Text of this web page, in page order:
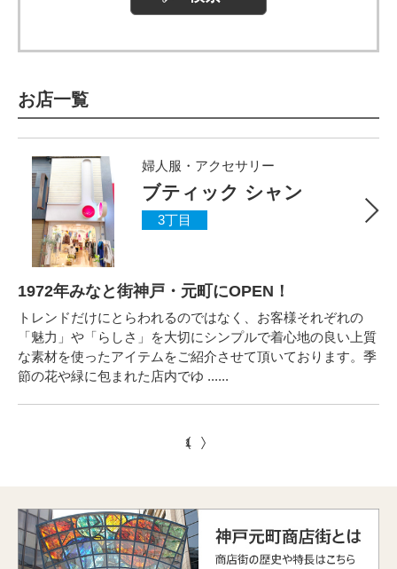
お店一覧
婦人服・アクセサリー
ブティック シャン
3丁目
1972年みなと街神戸・元町にOPEN！
トレンドだけにとらわれるのではなく、お客様それぞれの
「魅力」や「らしさ」を大切にシンプルで着心地の良い上質
な素材を使ったアイテムをご紹介させて頂いております。季
節の花や緑に包まれた店内でゆ ......
1